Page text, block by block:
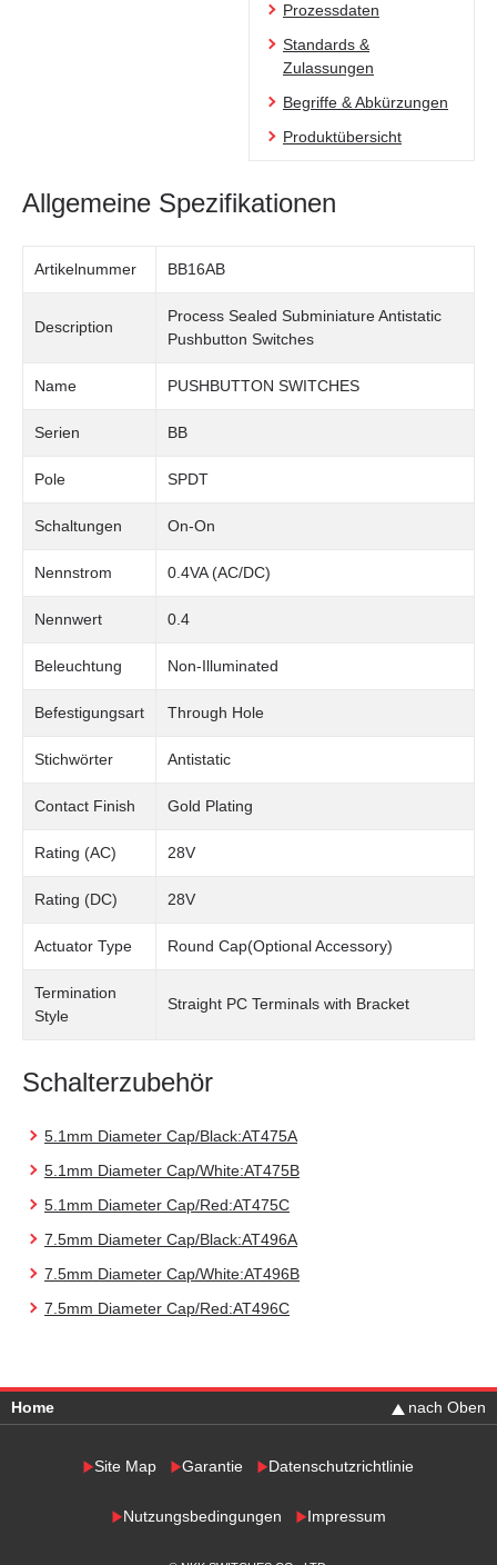
Prozessdaten
Standards &
Zulassungen
Begriffe & Abkürzungen
Produktübersicht
Allgemeine Spezifikationen
Artikelnummer BB16AB
Description
Process Sealed Subminiature Antistatic
Pushbutton Switches
Name PUSHBUTTON SWITCHES
Serien BB
Pole SPDT
Schaltungen On-On
Nennstrom 0.4VA (AC/DC)
Nennwert 0.4
Beleuchtung Non-Illuminated
Befestigungsart Through Hole
Stichwörter Antistatic
Contact Finish Gold Plating
Rating (AC) 28V
Rating (DC) 28V
Actuator Type Round Cap(Optional Accessory)
Termination
Style
Straight PC Terminals with Bracket
Schalterzubehör
5.1mm Diameter Cap/Black:AT475A
5.1mm Diameter Cap/White:AT475B
5.1mm Diameter Cap/Red:AT475C
7.5mm Diameter Cap/Black:AT496A
7.5mm Diameter Cap/White:AT496B
7.5mm Diameter Cap/Red:AT496C
Home nach Oben
Site Map Garantie Datenschutzrichtlinie
Nutzungsbedingungen Impressum